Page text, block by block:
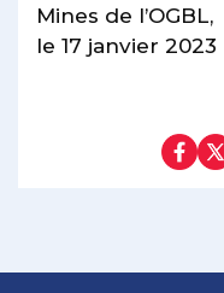
Mines de l’OGBL,
le 17 janvier 2023